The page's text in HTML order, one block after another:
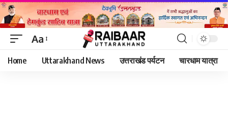
Font
Resizer
Aa
Home Uttarakhand News उत्तराखंड पर्यटन चारधाम यात्रा